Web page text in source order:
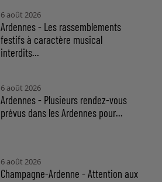
6 août 2026
Ardennes - Les rassemblements
festifs à caractère musical
interdits...
6 août 2026
Ardennes - Plusieurs rendez-vous
prévus dans les Ardennes pour...
6 août 2026
Champagne-Ardenne - Attention aux